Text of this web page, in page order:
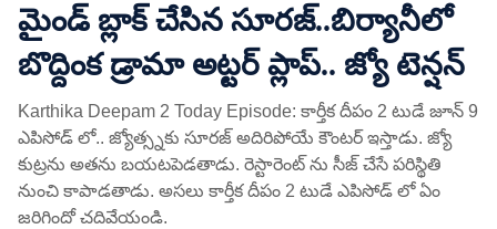
మైండ్ బ్లాక్ చేసిన సూరజ్..బిర్యానీలో
బొద్దింక డ్రామా అట్టర్ ప్లాప్.. జ్యో టెన్షన్
Karthika Deepam 2 Today Episode: కార్తీక దీపం 2 టుడే జూన్ 9
ఎపిసోడ్ లో.. జ్యోత్స్నకు సూరజ్ అదిరిపోయే కౌంటర్ ఇస్తాడు. జ్యో
కుట్రను అతను బయటపెడతాడు. రెస్టారెంట్ ను సీజ్ చేసే పరిస్థితి
నుంచి కాపాడతాడు. అసలు కార్తీక దీపం 2 టుడే ఎపిసోడ్ లో ఏం
జరిగిందో చదివేయండి.